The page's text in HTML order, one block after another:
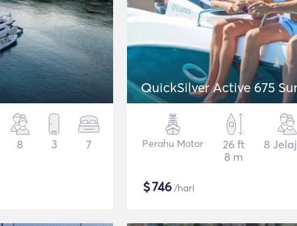
8 3 7
QuickSilver Active 675
Perahu Motor
26 ft
8 m
8
$746/hari